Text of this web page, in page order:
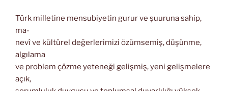
Türk milletine mensubiyetin gurur ve şuuruna sahip,
ma-
nevî ve kültürel değerlerimizi özümsemiş, düşünme,
algılama
ve problem çözme yeteneği gelişmiş, yeni gelişmelere
açık,